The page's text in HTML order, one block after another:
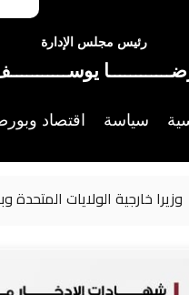
رئيس مجلس الإدارة
سياسة اقتصاد
الولايات المتحدة